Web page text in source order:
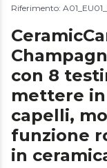
Riferimento:
con 8
mettere
capelli,
funzione
in